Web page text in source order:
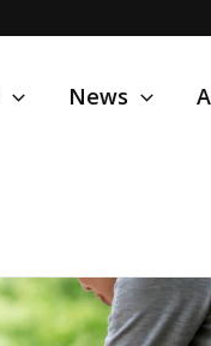
News